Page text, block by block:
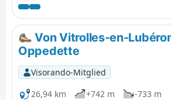
Nordhang des Massivs führt.
einen Aufstieg zum hübschen Dorf
über einen Bergrücken mit herrlichen
hinab.Von Vitrolles-en-
Oppedette
Visorando-Mitglied
26,94 km
+742 m
-733 m